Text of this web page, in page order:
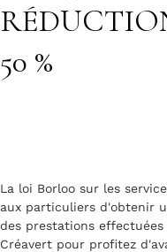
50 %
La loi Borloo sur les
aux particuliers d'obtenir
des prestations
Créavert pour profitez